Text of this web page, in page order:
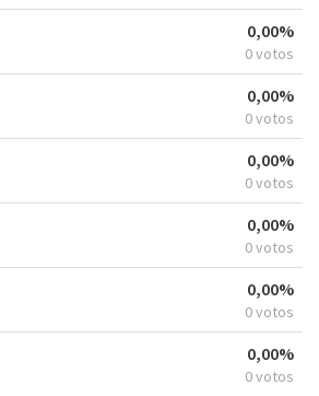
0,00%
0 votos
0,00%
0 votos
0,00%
0 votos
0,00%
0 votos
0,00%
0 votos
0,00%
0 votos